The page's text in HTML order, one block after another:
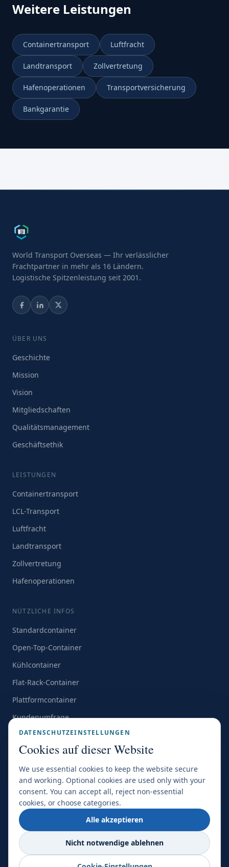
Weitere Leistungen
Containertransport Luftfracht
Landtransport Zollvertretung
Hafenoperationen Transportversicherung
Bankgarantie
World Transport Overseas — Ihr verlässlicher
Frachtpartner in mehr als 16 Ländern.
Logistische Spitzenleistung seit 2001.
ÜBER UNS
Geschichte
Mission
Vision
Mitgliedschaften
Qualitätsmanagement
Geschäftsethik
LEISTUNGEN
Containertransport
LCL-Transport
Luftfracht
Landtransport
Zollvertretung
Hafenoperationen
NÜTZLICHE INFOS
Standardcontainer
Open-Top-Container
Kühlcontainer
Flat-Rack-Container
Plattformcontainer
Kundenumfrage
ZERTIFIZIERUNGEN & MITGLIEDSCHAFTEN
SGS IATA
DATENSCHUTZEINSTELLUNGEN
Cookies auf dieser Website
We use essential cookies to keep the website secure
and working. Optional cookies are used only with your
consent. You can accept all, reject non-essential
cookies, or choose categories.
Alle akzeptieren
Nicht notwendige ablehnen